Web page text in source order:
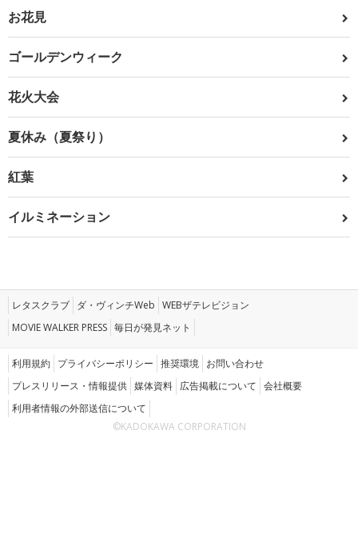
お花見
ゴールデンウィーク
花火大会
夏休み（夏祭り）
紅葉
イルミネーション
レタスクラブ ダ・ヴィンチWeb WEBザテレビジョン
MOVIE WALKER PRESS 毎日が発見ネット
利用規約 プライバシーポリシー 推奨環境 お問い合わせ
プレスリリース・情報提供 媒体資料 広告掲載について 会社概要
利用者情報の外部送信について
©KADOKAWA CORPORATION